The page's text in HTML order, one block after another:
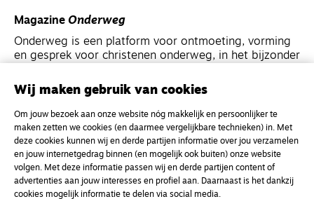
Magazine Onderweg
Onderweg is een platform voor ontmoeting, vorming
en gesprek voor christenen onderweg, in het bijzonder
Kvk-nummer 33277063
NL46 INGB 0117 5827 86
info@onderwegonline.nl
Wij maken gebruik van cookies
Om jouw bezoek aan onze website nóg makkelijk en persoonlijker te
maken zetten we cookies (en daarmee vergelijkbare technieken) in. Met
deze cookies kunnen wij en derde partijen informatie over jou verzamelen
en jouw internetgedrag binnen (en mogelijk ook buiten) onze website
volgen. Met deze informatie passen wij en derde partijen content of
advertenties aan jouw interesses en profiel aan. Daarnaast is het dankzij
cookies mogelijk informatie te delen via social media.